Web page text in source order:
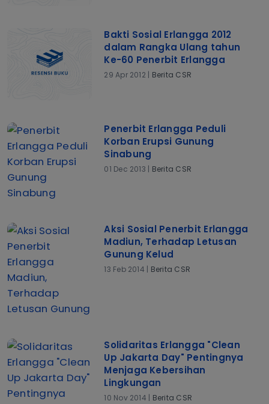
Bakti Sosial Erlangga 2012
dalam Rangka Ulang tahun
Ke-60 Penerbit Erlangga
29 Apr 2012 | Berita CSR
Penerbit Erlangga Peduli
Korban Erupsi Gunung
Sinabung
01 Dec 2013 | Berita CSR
Aksi Sosial Penerbit Erlangga
Madiun, Terhadap Letusan
Gunung Kelud
13 Feb 2014 | Berita CSR
Solidaritas Erlangga "Clean
Up Jakarta Day" Pentingnya
Menjaga Kebersihan
Lingkungan
10 Nov 2014 | Berita CSR